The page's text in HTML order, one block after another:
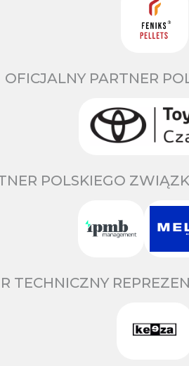
OFICJALNY PARTNER
POLSKIEGO
TECHNICZNY